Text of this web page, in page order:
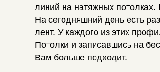
линий на натяжных потолках.
На сегодняшний день есть
лент. У каждого из этих
Потолки и записавшись на
Вам больше подходит.